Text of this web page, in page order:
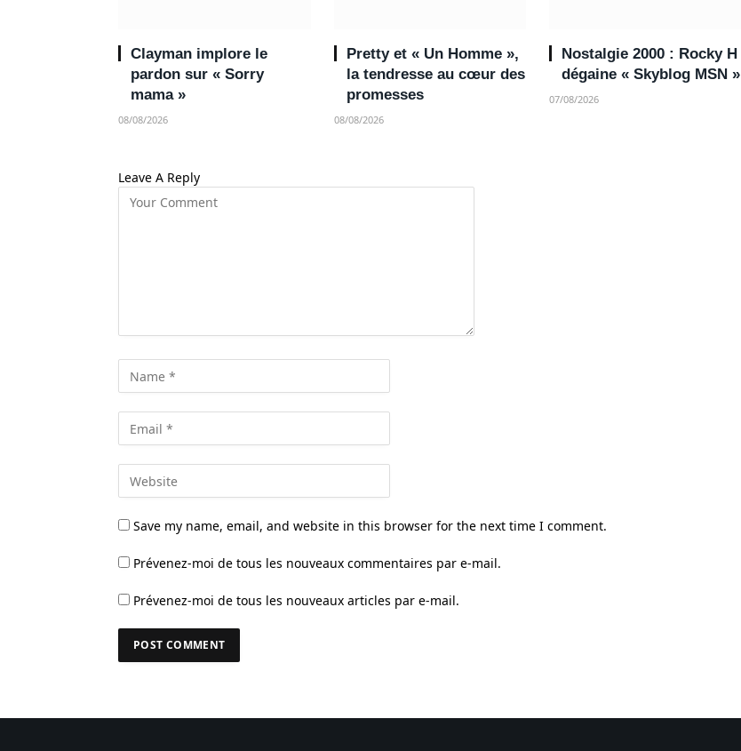
Clayman implore le
pardon sur « Sorry
mama »
08/08/2026
Pretty et « Un Homme »,
la tendresse au cœur des
promesses
08/08/2026
Nostalgie 2000 : Rocky H
dégaine « Skyblog MSN »
07/08/2026
Leave A Reply
Save my name, email, and website in this browser for the next time I comment.
Prévenez-moi de tous les nouveaux commentaires par e-mail.
Prévenez-moi de tous les nouveaux articles par e-mail.